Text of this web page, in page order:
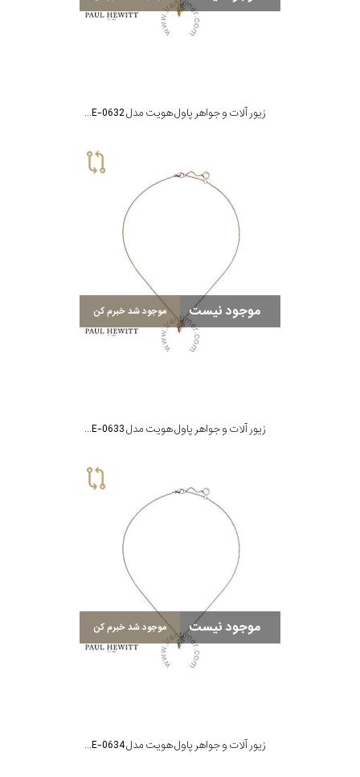
زیور آلات و جواهر پاول هویت مدل PH-JE-0632
موجود نیست موجود شد خبرم کن
زیور آلات و جواهر پاول هویت مدل PH-JE-0633
موجود نیست موجود شد خبرم کن
زیور آلات و جواهر پاول هویت مدل PH-JE-0634